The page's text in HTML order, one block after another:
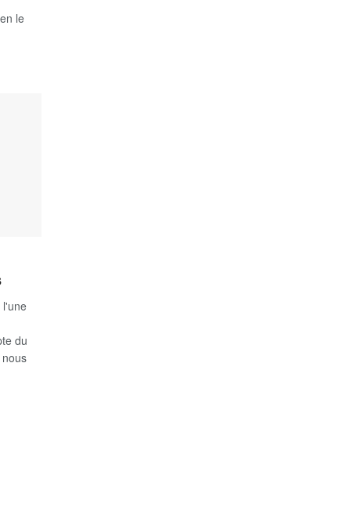
le
l'une
du